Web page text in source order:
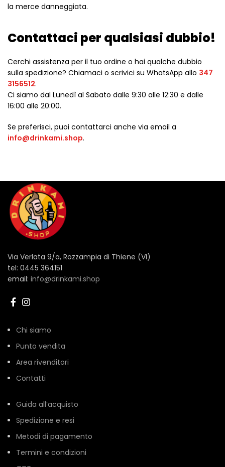
la merce danneggiata.
Contattaci per qualsiasi dubbio!
Cerchi assistenza per il tuo ordine o hai qualche dubbio
sulla spedizione? Chiamaci o scrivici su WhatsApp allo 347
3156512.
Ci siamo dal Lunedì al Sabato dalle 9:30 alle 12:30 e dalle
16:00 alle 20:00.
Se preferisci, puoi contattarci anche via email a
info@drinkami.shop.
Via Verlata 9/a, Rozzampia di Thiene (VI)
tel: 0445 364151
email: info@drinkami.shop
Chi siamo
Punto vendita
Area rivenditori
Contatti
Guida all’acquisto
Spedizione e resi
Metodi di pagamento
Termini e condizioni